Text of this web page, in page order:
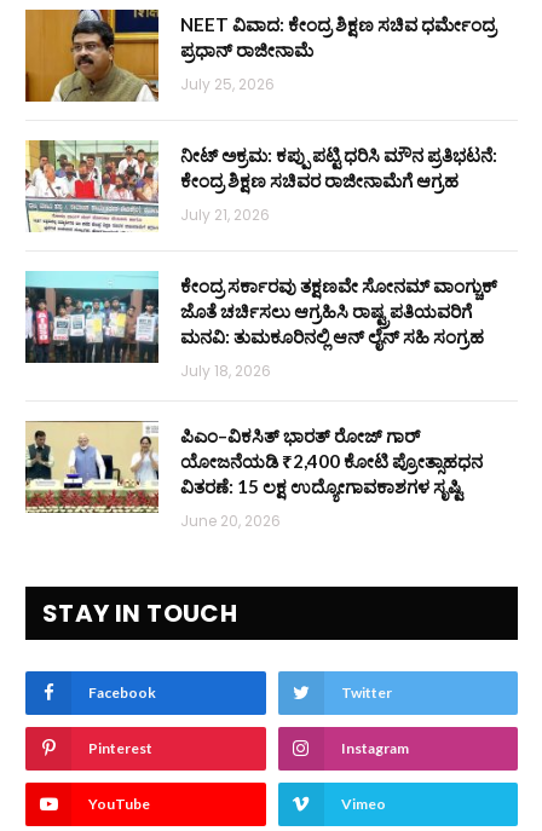
NEET ವಿವಾದ: ಕೇಂದ್ರ ಶಿಕ್ಷಣ ಸಚಿವ ಧರ್ಮೇಂದ್ರ
ಪ್ರಧಾನ್ ರಾಜೀನಾಮೆ
July 25, 2026
ನೀಟ್ ಅಕ್ರಮ: ಕಪ್ಪು ಪಟ್ಟಿ ಧರಿಸಿ ಮೌನ ಪ್ರತಿಭಟನೆ:
ಕೇಂದ್ರ ಶಿಕ್ಷಣ ಸಚಿವರ ರಾಜೀನಾಮೆಗೆ ಆಗ್ರಹ
July 21, 2026
ಕೇಂದ್ರ ಸರ್ಕಾರವು ತಕ್ಷಣವೇ ಸೋನಮ್ ವಾಂಗ್ಚುಕ್
ಜೊತೆ ಚರ್ಚಿಸಲು ಆಗ್ರಹಿಸಿ ರಾಷ್ಟ್ರಪತಿಯವರಿಗೆ
ಮನವಿ: ತುಮಕೂರಿನಲ್ಲಿ ಆನ್‌ ಲೈನ್ ಸಹಿ ಸಂಗ್ರಹ
July 18, 2026
ಪಿಎಂ–ವಿಕಸಿತ್ ಭಾರತ್ ರೋಜ್‌ ಗಾರ್
ಯೋಜನೆಯಡಿ ₹2,400 ಕೋಟಿ ಪ್ರೋತ್ಸಾಹಧನ
ವಿತರಣೆ: 15 ಲಕ್ಷ ಉದ್ಯೋಗಾವಕಾಶಗಳ ಸೃಷ್ಟಿ
June 20, 2026
STAY IN TOUCH
Facebook Twitter
Pinterest Instagram
YouTube Vimeo